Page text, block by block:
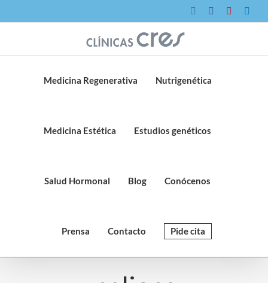
al
InstagramFacebookYouTube
Medicina Regenerativa Nutrigenética
Medicina Estética Estudios genéticos
Salud Hormonal Blog Conócenos
Prensa Contacto Pide cita